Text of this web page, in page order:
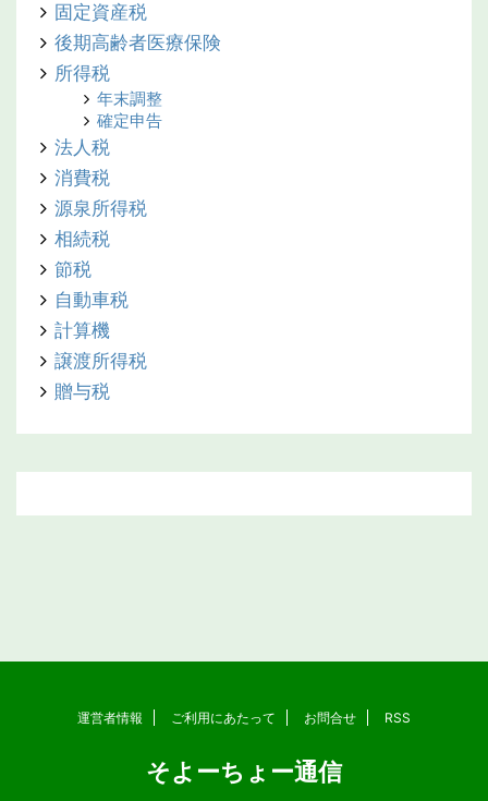
固定資産税
後期高齢者医療保険
所得税
年末調整
確定申告
法人税
消費税
源泉所得税
相続税
節税
自動車税
計算機
譲渡所得税
贈与税
運営者情報 ご利用にあたって お問合せ RSS
そよーちょー通信
Copyright© そよーちょー通信 , 2026 All Rights